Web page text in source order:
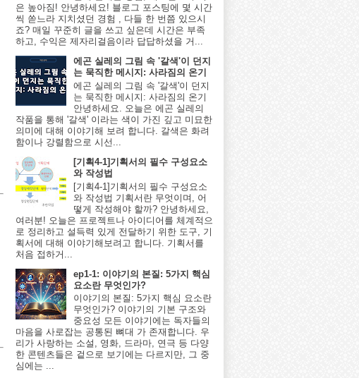
은 높아짐! 안녕하세요! 블로그 포스팅에 몇 시간
씩 쏟느라 지치셨던 경험 , 다들 한 번쯤 있으시
죠? 매일 꾸준히 글을 쓰고 싶은데 시간은 부족
하고, 수익은 제자리걸음이라 답답하셨을 거...
에곤 실레의 그림 속 '갈색'이 던지
는 묵직한 메시지: 사라짐의 온기
에곤 실레의 그림 속 '갈색'이 던지
는 묵직한 메시지: 사라짐의 온기
안녕하세요. 오늘은 에곤 실레의
작품을 통해 '갈색' 이라는 색이 가진 깊고 미묘한
의미에 대해 이야기해 보려 합니다. 갈색은 화려
함이나 강렬함으로 시선...
[기획4-1]기획서의 필수 구성요소
와 작성법
[기획4-1]기획서의 필수 구성요소
와 작성법 기획서란 무엇이며, 어
떻게 작성해야 할까? 안녕하세요,
여러분! 오늘은 프로젝트나 아이디어를 체계적으
로 정리하고 설득력 있게 전달하기 위한 도구, 기
획서에 대해 이야기해보려고 합니다. 기획서를
처음 접하거...
ep1-1: 이야기의 본질: 5가지 핵심
요소란 무엇인가?
이야기의 본질: 5가지 핵심 요소란
무엇인가? 이야기의 기본 구조와
중요성 모든 이야기에는 독자들의
마음을 사로잡는 공통된 뼈대 가 존재합니다. 우
리가 사랑하는 소설, 영화, 드라마, 연극 등 다양
한 콘텐츠들은 겉으로 보기에는 다르지만, 그 중
심에는 ...